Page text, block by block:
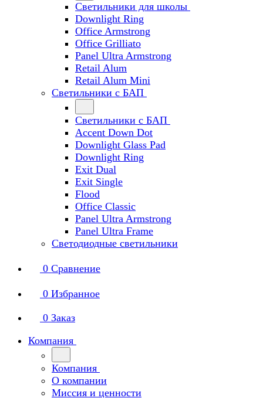
Светильники для школы
Downlight Ring
Office Armstrong
Office Grilliato
Panel Ultra Armstrong
Retail Alum
Retail Alum Mini
Светильники с БАП
Светильники с БАП
Accent Down Dot
Downlight Glass Pad
Downlight Ring
Exit Dual
Exit Single
Flood
Office Classic
Panel Ultra Armstrong
Panel Ultra Frame
Светодиодные светильники
0 Сравнение
0 Избранное
0 Заказ
Компания
Компания
О компании
Миссия и ценности